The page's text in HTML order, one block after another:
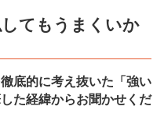
てもうまくいか
底的に考え抜いた「強い
た経緯からお聞かせくだ